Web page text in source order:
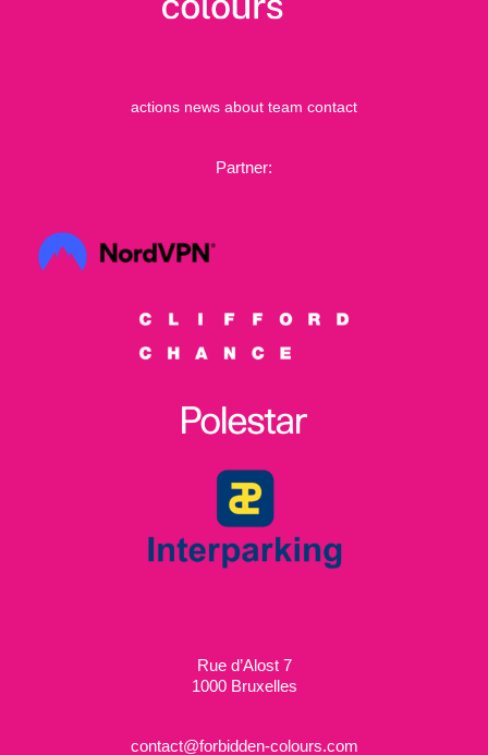
actions news about team contact
Partner:
Rue d’Alost 7
1000 Bruxelles
contact@forbidden-colours.com